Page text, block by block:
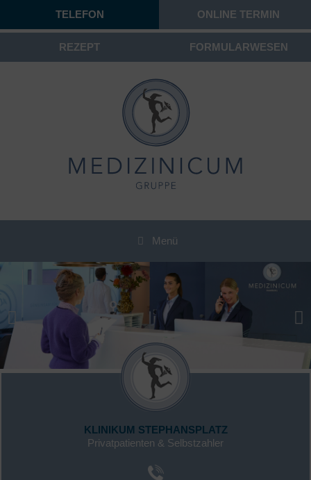
Menü
KLINIKUM STEPHANSPLATZ
Privatpatienten & Selbstzahler
TELEFON ONLINE TERMIN
REZEPT FORMULARWESEN